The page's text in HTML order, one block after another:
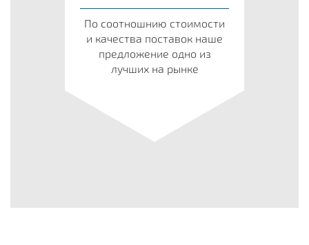
По соотношнию стоимости
и качества поставок наше
предложение одно из
лучших на рынке